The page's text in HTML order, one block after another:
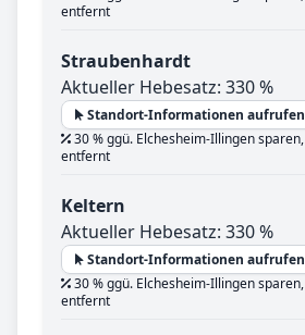
entfernt
Straubenhardt
Aktueller Hebesatz: 330 %
Standort-Informationen aufrufen
30 % ggü. Elchesheim-Illingen sparen,
entfernt
Keltern
Aktueller Hebesatz: 330 %
Standort-Informationen aufrufen
30 % ggü. Elchesheim-Illingen sparen,
entfernt